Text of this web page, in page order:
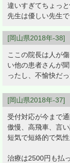
違いすぎてちょっ
先生は優しい先生で
[岡山県2018年-
ここの院長は人が
い他の患者さんが
ったし、不愉快だ
[岡山県2018年-
受付対応が今まで
傲慢、高飛車、言
短気で短絡的で気
治療は2500円も払